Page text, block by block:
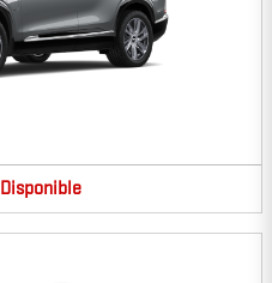
Disponible